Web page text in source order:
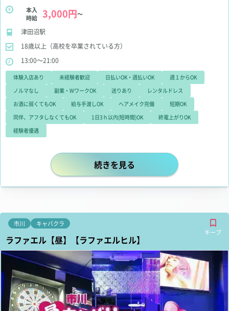
本入
時給
3,000円～
津田沼駅
18歳以上（高校を卒業されている方）
13:00～21:00
体験入店あり 未経験者歓迎 日払いOK・週払いOK
週１からOK
ノルマなし
副業・WワークOK 送りあり
レンタルドレス
お酒に弱くてもOK
給与手渡しOK ヘアメイク完備
短期OK
同伴、アフタしなくてもOK
1日3ｈ以内(短時間)OK
終電上がりOK
経験者優遇
千葉を代表するお店でお仕事して
続きを見る
市川
キャバクラ
キープ
ラファエル【昼】【ラファエルヒル】